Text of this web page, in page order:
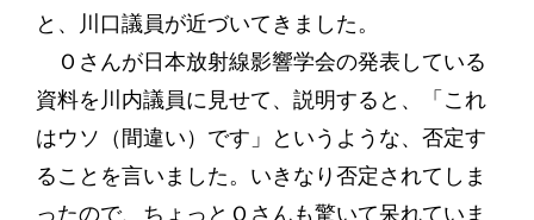
と、川口議員が近づいてきました。
Ｏさんが日本放射線影響学会の発表している
資料を川内議員に見せて、説明すると、「これ
はウソ（間違い）です」というような、否定す
ることを言いました。いきなり否定されてしま
ったので、ちょっとＯさんも驚いて呆れていま